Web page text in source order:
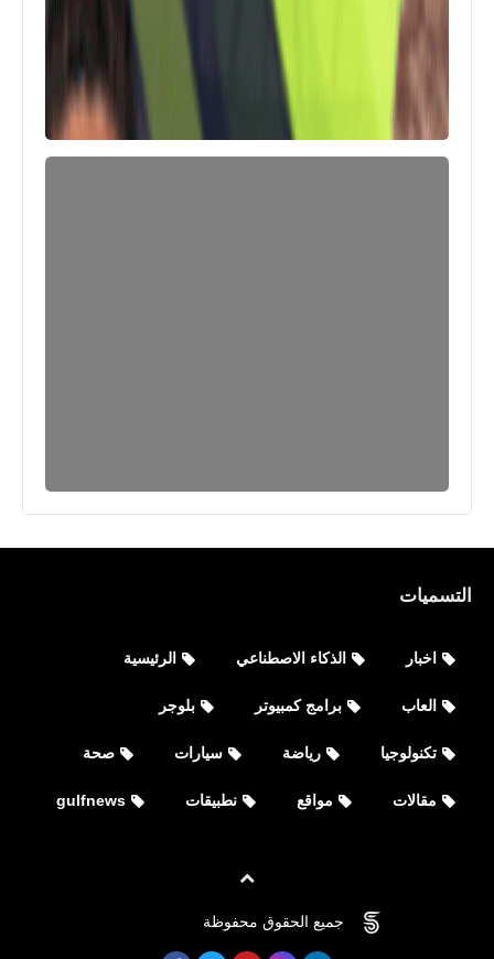
التسميات
اخبار الذكاء الاصطناعي الرئيسية
العاب برامج كمبيوتر بلوجر
تكنولوجيا رياضة سيارات صحة
مقالات مواقع نطبيقات gulfnews
جميع الحقوق محفوظة